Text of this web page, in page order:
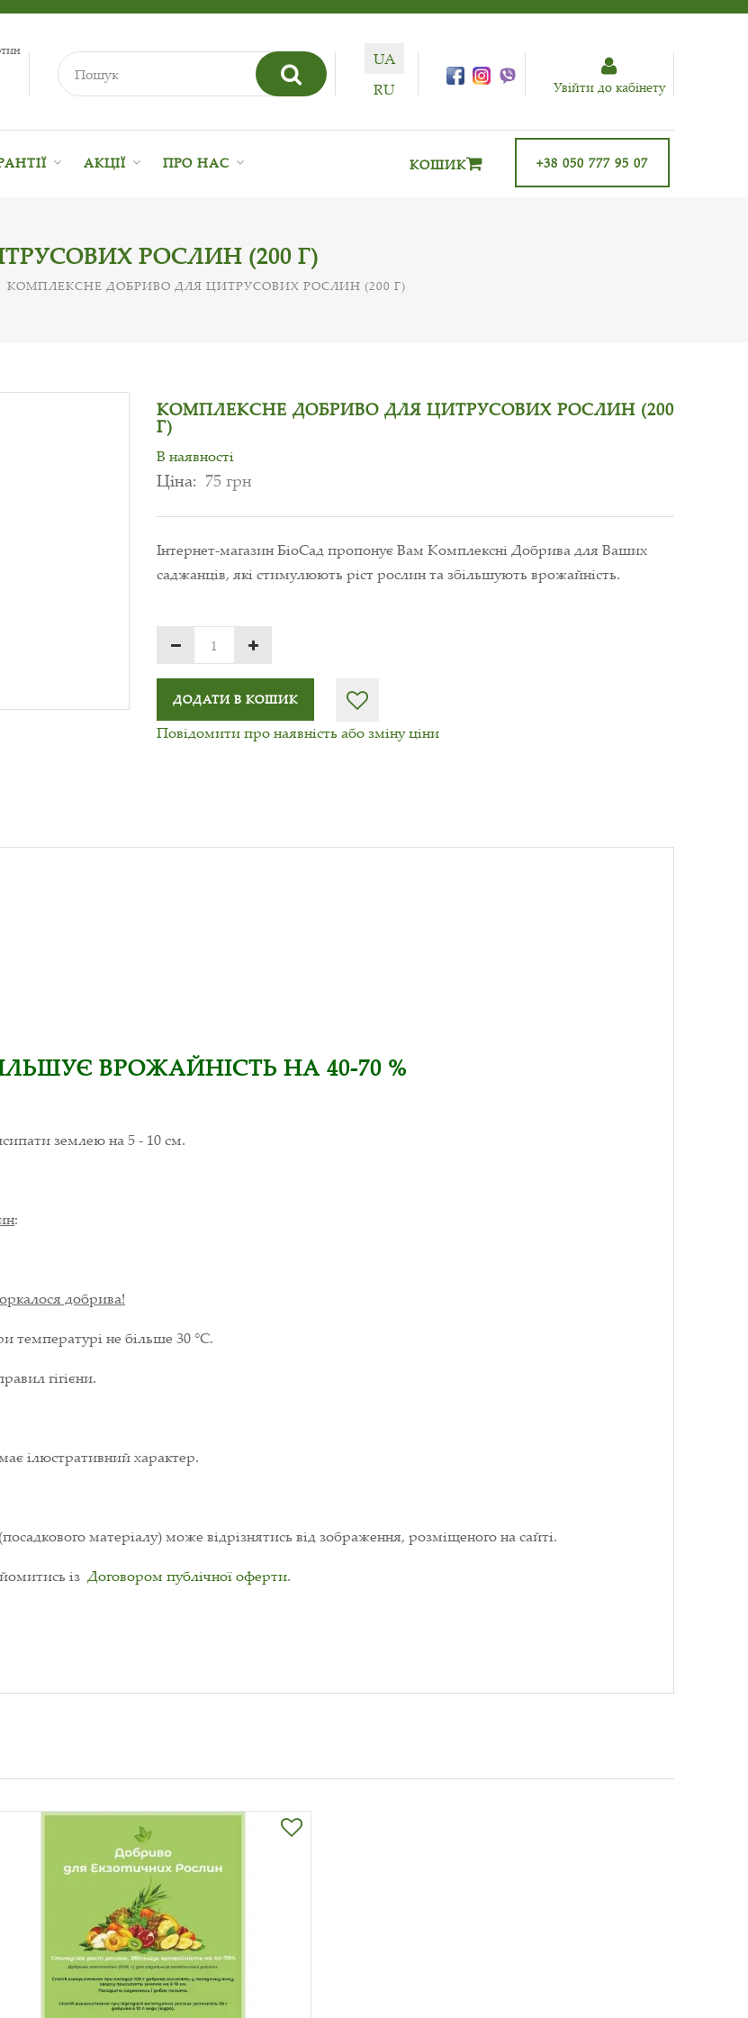
UA
RU
Увiйти до кабiнету
АКЦІЇ ПРО НАС +38 050 777 95 07
КОШИК
РОСЛИН (200 Г)
КОМПЛЕКСНЕ ДОБРИВО ДЛЯ ЦИТРУСОВИХ РОСЛИН (200 Г)
КОМПЛЕКСНЕ ДОБРИВО ДЛЯ ЦИТРУСОВИХ РОСЛИН (200
Г)
В наявності
Ціна: 75 грн
Інтернет-магазин БіоСад пропонує Вам Комплексні Добрива для Ваших
саджанців, які стимулюють ріст рослин та збільшують врожайність.
ДОДАТИ В КОШИК
Повідомити про наявність або зміну ціни
ВРОЖАЙНІСТЬ НА 40-70 %
землею на 5 - 10 см.
:
добрива!
температурі не більше 30 °С.
гігієни.
ілюстративний характер.
матеріалу) може відрізнятись від зображення, розміщеного на сайті.
із Договором публічної оферти.